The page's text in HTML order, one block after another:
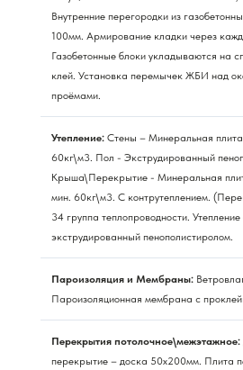
Внутренние перегородки из
100мм. Армирование кладки через
Газобетонные блоки укладываются на
клей. Установка перемычек ЖБИ над
проёмами.
Утепление: Стены – Минеральная плита
60кг\м3. Пол - Экструдированный
Крыша\Перекрытие - Минеральная
мин. 60кг\м3. С контрутеплением.
34 группа теплопроводности.
экструдированный пенополистиролом.
Пароизоляция и Мембраны:
Пароизоляционная мембрана с
Перекрытия потолочное\межэтажное:
перекрытие – доска 50х200мм. Плита